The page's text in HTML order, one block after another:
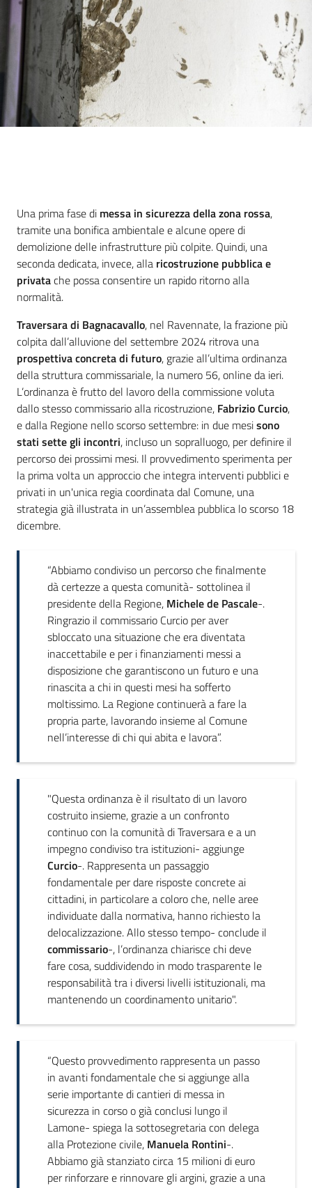
Introduzione
Una prima fase di messa in sicurezza della zona rossa,
tramite una bonifica ambientale e alcune opere di
demolizione delle infrastrutture più colpite. Quindi, una
seconda dedicata, invece, alla ricostruzione pubblica e
privatache possa consentire un rapido ritorno alla
normalità.
Traversara di Bagnacavallo, nel Ravennate, la frazione più
colpita dall’alluvione del settembre 2024 ritrova una
prospettiva concreta di futuro, grazie all’ultima ordinanza
della struttura commissariale, la numero 56, online da ieri.
L’ordinanza è frutto del lavoro della commissione voluta
dallo stesso commissario alla ricostruzione, Fabrizio Curcio,
e dalla Regione nello scorso settembre: in due mesisono
stati sette gli incontri, incluso un sopralluogo, per definire il
percorso dei prossimi mesi. Il provvedimento sperimenta per
la prima volta un approccio che integra interventi pubblici e
privati in un'unica regia coordinata dal Comune, una
strategia già illustrata in un’assemblea pubblica lo scorso 18
dicembre.
“Abbiamo condiviso un percorso che finalmente
dà certezze a questa comunità- sottolinea il
presidente della Regione, Michele de Pascale-.
Ringrazio il commissario Curcio per aver
sbloccato una situazione che era diventata
inaccettabile e per i finanziamenti messi a
disposizione che garantiscono un futuro e una
rinascita a chi in questi mesi ha sofferto
moltissimo. La Regione continuerà a fare la
propria parte, lavorando insieme al Comune
nell’interesse di chi qui abita e lavora”.
"Questa ordinanza è il risultato di un lavoro
costruito insieme, grazie a un confronto
continuo con la comunità di Traversara e a un
impegno condiviso tra istituzioni- aggiunge
Curcio-. Rappresenta un passaggio
fondamentale per dare risposte concrete ai
cittadini, in particolare a coloro che, nelle aree
individuate dalla normativa, hanno richiesto la
delocalizzazione. Allo stesso tempo- conclude il
commissario-, l’ordinanza chiarisce chi deve
fare cosa, suddividendo in modo trasparente le
responsabilità tra i diversi livelli istituzionali, ma
mantenendo un coordinamento unitario".
“Questo provvedimento rappresenta un passo
in avanti fondamentale che si aggiunge alla
serie importante di cantieri di messa in
sicurezza in corso o già conclusi lungo il
Lamone- spiega la sottosegretaria con delega
alla Protezione civile, Manuela Rontini-.
Abbiamo già stanziato circa 15 milioni di euro
per rinforzare e rinnovare gli argini, grazie a una